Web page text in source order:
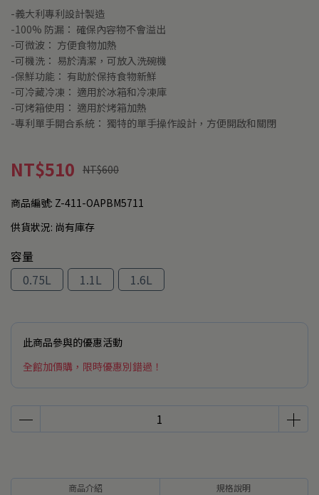
-義大利專利設計製造
-100% 防漏： 確保內容物不會溢出
-可微波： 方便食物加熱
-可機洗： 易於清潔，可放入洗碗機
-保鮮功能： 有助於保持食物新鮮
-可冷藏冷凍： 適用於冰箱和冷凍庫
-可烤箱使用： 適用於烤箱加熱
-專利單手開合系統： 獨特的單手操作設計，方便開啟和關閉
NT$510 NT$600
商品編號: Z-411-OAPBM5711
供貨狀況: 尚有庫存
容量
0.75L
1.1L 1.6L
此商品參與的優惠活動
全館加價購，限時優惠別錯過！
商品介紹 規格說明